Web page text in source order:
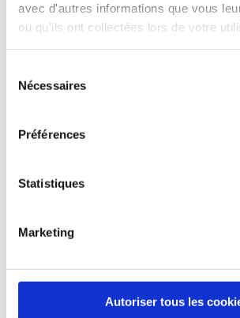
avec d'autres informations que vous
ou qu'ils ont collectées lors de votre
Nécessaires
Préférences
Statistiques
Marketing
Autoriser tous les
L’ensemble ClairObscur-Lyrique
la Ville de Dijon, de la bibliothèque
et de Prévalet Musique.
Concert « Si l’Amour m’était chanté ! »
Concert « Offenbach ! La Belle Époque !
Concert « Les Oubliées » – 8 Mars
Concert « Les Oubliées » – 4 Mars